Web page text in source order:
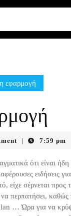
εφαρμογή
7:59 pm
ότι είναι
ειδήσεις
σέρνεται προς
να περπατήσει,
… Ώρα για να